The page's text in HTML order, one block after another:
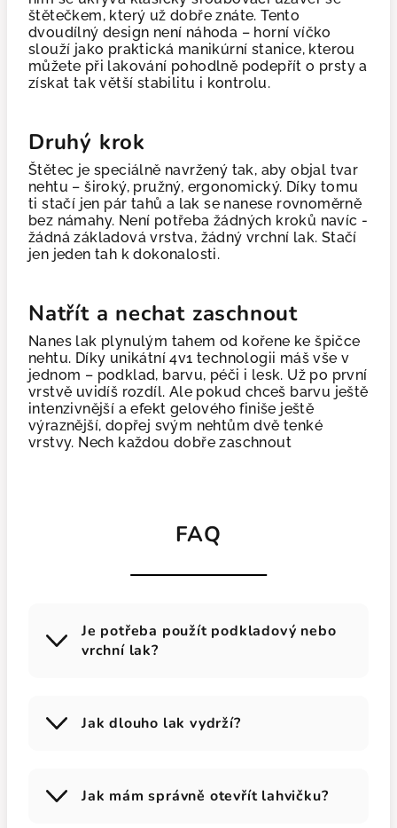
štětečkem, který už dobře znáte. Tento
dvoudílný design není náhoda – horní víčko
slouží jako praktická manikúrní stanice, kterou
můžete při lakování pohodlně podepřít o prsty a
získat tak větší stabilitu i kontrolu.
Druhý krok
Štětec je speciálně navržený tak, aby objal tvar
nehtu – široký, pružný, ergonomický. Díky tomu
ti stačí jen pár tahů a lak se nanese rovnoměrně
bez námahy. Není potřeba žádných kroků navíc -
žádná základová vrstva, žádný vrchní lak. Stačí
jen jeden tah k dokonalosti.
Natřít a nechat zaschnout
Nanes lak plynulým tahem od kořene ke špičce
nehtu. Díky unikátní 4v1 technologii máš vše v
jednom – podklad, barvu, péči i lesk. Už po první
vrstvě uvidíš rozdíl. Ale pokud chceš barvu ještě
intenzivnější a efekt gelového finiše ještě
výraznější, dopřej svým nehtům dvě tenké
vrstvy. Nech každou dobře zaschnout
FAQ
Je potřeba použít podkladový nebo
vrchní lak?
Jak dlouho lak vydrží?
Jak mám správně otevřít lahvičku?